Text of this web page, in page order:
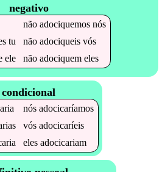
negativo
não adociquemosnós
tu não adociqueisvós
ele não adociquemeles
condicional
nós adocicaríamos
vós adocicaríeis
eles adocicariam